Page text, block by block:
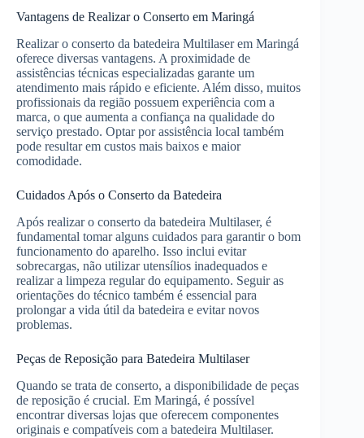
Vantagens de Realizar o Conserto em Maringá
Realizar o conserto da batedeira Multilaser em Maringá
oferece diversas vantagens. A proximidade de
assistências técnicas especializadas garante um
atendimento mais rápido e eficiente. Além disso, muitos
profissionais da região possuem experiência com a
marca, o que aumenta a confiança na qualidade do
serviço prestado. Optar por assistência local também
pode resultar em custos mais baixos e maior
comodidade.
Cuidados Após o Conserto da Batedeira
Após realizar o conserto da batedeira Multilaser, é
fundamental tomar alguns cuidados para garantir o bom
funcionamento do aparelho. Isso inclui evitar
sobrecargas, não utilizar utensílios inadequados e
realizar a limpeza regular do equipamento. Seguir as
orientações do técnico também é essencial para
prolongar a vida útil da batedeira e evitar novos
problemas.
Peças de Reposição para Batedeira Multilaser
Quando se trata de conserto, a disponibilidade de peças
de reposição é crucial. Em Maringá, é possível
encontrar diversas lojas que oferecem componentes
originais e compatíveis com a batedeira Multilaser.